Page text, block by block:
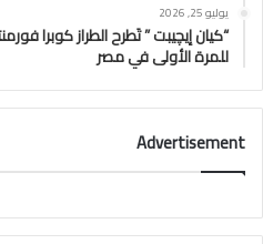
يوليو 25, 2026
للمرة الأولى في مصر
Advertisement